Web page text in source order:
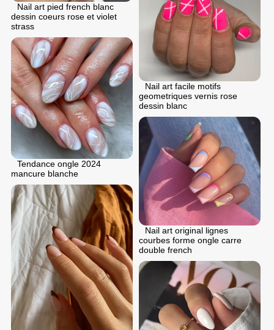
Nail art pied french blanc
dessin coeurs rose et violet
strass
Nail art facile motifs
geometriques vernis rose
dessin blanc
Tendance ongle 2024
mancure blanche
Nail art original lignes
courbes forme ongle carre
double french